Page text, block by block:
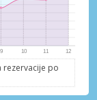
rezervacije po